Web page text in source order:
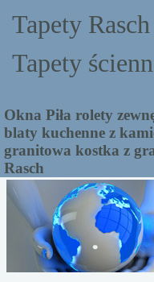
Tapety
Tapety
Okna Piła rolety
blaty kuchenne z
granitowa kostka z
Rasch